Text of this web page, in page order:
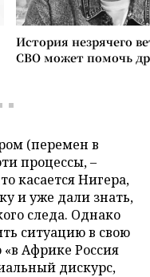
История незрячего
СВО может помочь
(перемен в
процессы, –
касается Нигера,
и уже дали знать,
следа. Однако
ситуацию в свою
«в Африке Россия
дискурс,